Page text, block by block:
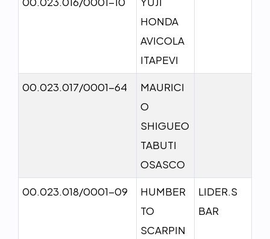
HONDA
AVICOLA
ITAPEVI
00.023.017/0001-64
MAURICI
O
SHIGUEO
TABUTI
OSASCO
00.023.018/0001-09
HUMBER
TO
SCARPIN
LIDER.S
BAR